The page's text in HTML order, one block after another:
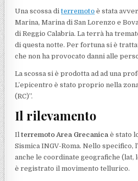
Una scossa diterremoto è stata
Marina, Marina di San Lorenzo e
di Reggio Calabria. La terrà ha
di questa notte. Per fortuna si è
che non ha provocato danni alle
La scossa si è prodotta ad ad una
L’epicentro è stato proprio nella
(RC)”.
Il rilevamento
Ilterremoto Area Grecanica è stato
Sismica INGV-Roma. Nello specifico,
anche le coordinate geografiche (lat,
è registrato il movimento tellurico.